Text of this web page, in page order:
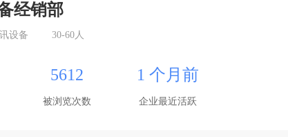
经销部
设备 30-60人
5612
被浏览次数
1 个月前
企业最近活跃